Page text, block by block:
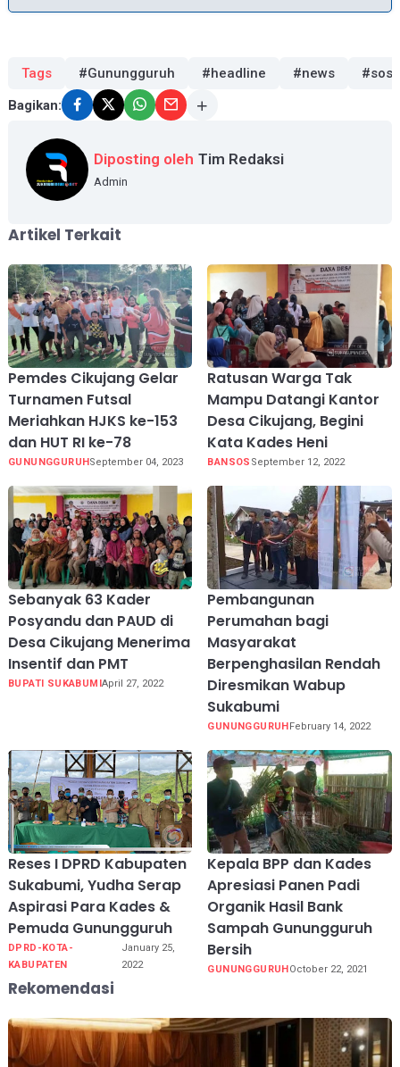
Tags #Gunungguruh #headline #news
Bagikan:
Diposting oleh Tim Redaksi
Admin
Artikel Terkait
Pemdes Cikujang Gelar
Turnamen Futsal
Meriahkan HJKS ke-153
dan HUT RI ke-78
GUNUNGGURUHSeptember 04, 2023
Ratusan Warga Tak
Mampu Datangi Kantor
Desa Cikujang, Begini
Kata Kades Heni
BANSOS September 12, 2022
Sebanyak 63 Kader
Posyandu dan PAUD di
Desa Cikujang Menerima
Insentif dan PMT
BUPATI SUKABUMIApril 27, 2022
Pembangunan
Perumahan bagi
Masyarakat
Berpenghasilan Rendah
Diresmikan Wabup
Sukabumi
GUNUNGGURUHFebruary 14, 2022
Reses I DPRD Kabupaten
Sukabumi, Yudha Serap
Aspirasi Para Kades &
Pemuda Gunungguruh
DPRD-KOTA-
KABUPATEN
January 25,
2022
Kepala BPP dan Kades
Apresiasi Panen Padi
Organik Hasil Bank
Sampah Gunungguruh
Bersih
GUNUNGGURUHOctober 22, 2021
Rekomendasi